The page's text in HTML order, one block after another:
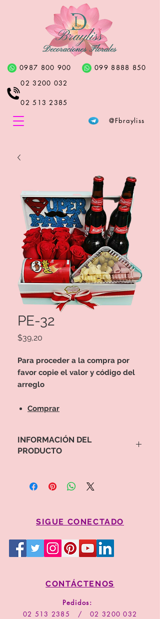
@Fbrayliss
0987 800 900
02 3200 032
02 513 2385
099 8888 850
PE-32
$39,20
Para proceder a la compra por
favor copie el valor y código del
arreglo
Comprar
INFORMACIÓN DEL
PRODUCTO
Comprar
SIGUE CONECTADO
CONTÁCTENOS
Pedidos:
02 513 2385
/02 3200 032